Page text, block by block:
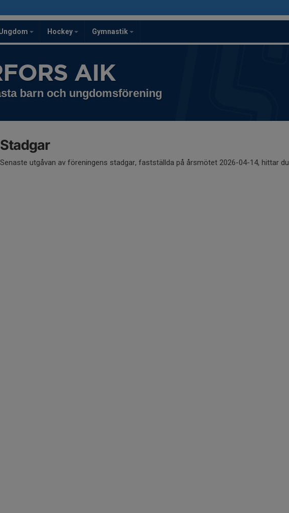
Hockey Gymnastik
AIK
barn och ungdomsförening
Stadgar
Senaste utgåvan av föreningens stadgar, fastställda på årsmötet 2026-04-14, hittar du